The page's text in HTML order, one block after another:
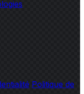
Politique de